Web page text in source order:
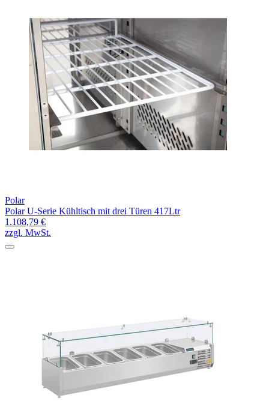
Polar
Polar U-Serie Kühltisch mit drei Türen 417Ltr
1.108,79 €
zzgl. MwSt.